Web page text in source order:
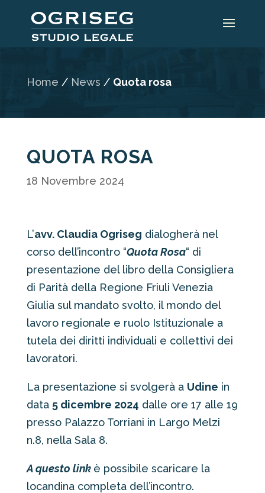
Home / News / Quota rosa
QUOTA ROSA
18 Novembre 2024
L’avv. Claudia Ogriseg dialogherà nel
corso dell’incontro “Quota Rosa“ di
presentazione del libro della Consigliera
di Parità della Regione Friuli Venezia
Giulia sul mandato svolto, il mondo del
lavoro regionale e ruolo Istituzionale a
tutela dei diritti individuali e collettivi dei
lavoratori.
La presentazione si svolgerà a Udine in
data 5 dicembre 2024 dalle ore 17 alle 19
presso Palazzo Torriani in Largo Melzi
n.8, nella Sala 8.
A questo link è possibile scaricare la
locandina completa dell’incontro.